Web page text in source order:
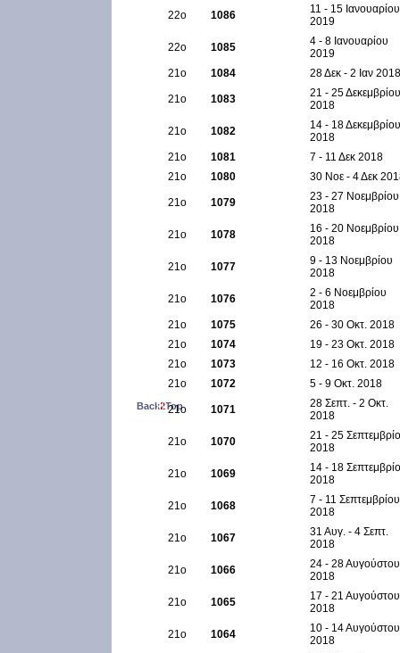
22ο 1086
11 - 15 Ιανουαρίου
2019
22ο 1085
4 - 8 Ιανουαρίου
2019
21ο
1084 28 Δεκ - 2 Ιαν 2018
21ο 1083
21 - 25 Δεκεμβρίου
2018
21ο 1082
14 - 18 Δεκεμβρίου
2018
21ο
1081
7 - 11 Δεκ 2018
21ο
1080 30 Νοε - 4 Δεκ
21ο 1079
23 - 27 Νοεμβρίου
2018
21ο 1078
16 - 20 Νοεμβρίου
2018
21ο 1077
9 - 13 Νοεμβρίου
2018
21ο 1076
2 - 6 Νοεμβρίου
2018
21ο
1075
26 - 30 Οκτ. 2018
21ο
1074
19 - 23 Οκτ. 2018
21ο
1073
12 - 16 Οκτ. 2018
21ο
1072 5 - 9 Οκτ. 2018
21ο 1071
28 Σεπτ. - 2 Οκτ.
2018
21ο 1070
21 - 25
2018
21ο 1069
14 - 18
2018
21ο 1068
7 - 11 Σεπτεμβρίου
2018
21ο 1067
31 Αυγ. - 4 Σεπτ.
2018
21ο 1066
24 - 28 Αυγούστου
2018
21ο 1065
17 - 21 Αυγούστου
2018
21ο 1064
10 - 14 Αυγούστου
2018
Back2Top